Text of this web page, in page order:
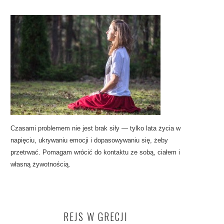
Czasami problemem nie jest brak siły — tylko lata życia w
napięciu, ukrywaniu emocji i dopasowywaniu się, żeby
przetrwać. Pomagam wrócić do kontaktu ze sobą, ciałem i
własną żywotnością.
REJS W GRECJI